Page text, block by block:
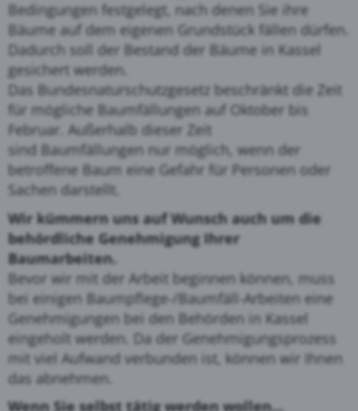
Bedingungen festgelegt, nach denen Sie ihre
Bäume auf dem eigenen Grundstück fällen dürfen.
Dadurch soll der Bestand der Bäume in Kassel
gesichert werden.
Das Bundesnaturschutzgesetz beschränkt die Zeit
für mögliche Baumfällungen auf Oktober bis
Februar. Außerhalb dieser Zeit
sind Baumfällungen nur möglich, wenn der
betroffene Baum eine Gefahr für Personen oder
Sachen darstellt.
Wir kümmern uns auf Wunsch auch um die
behördliche Genehmigung Ihrer
Baumarbeiten.
Bevor wir mit der Arbeit beginnen können, muss
bei einigen Baumpflege-/Baumfäll-Arbeiten eine
Genehmigungen bei den Behörden in Kassel
eingeholt werden. Da der Genehmigungsprozess
mit viel Aufwand verbunden ist, können wir Ihnen
das abnehmen.
Wenn Sie selbst tätig werden wollen...